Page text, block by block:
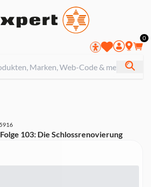
0
103: Die Schlossrenovierung